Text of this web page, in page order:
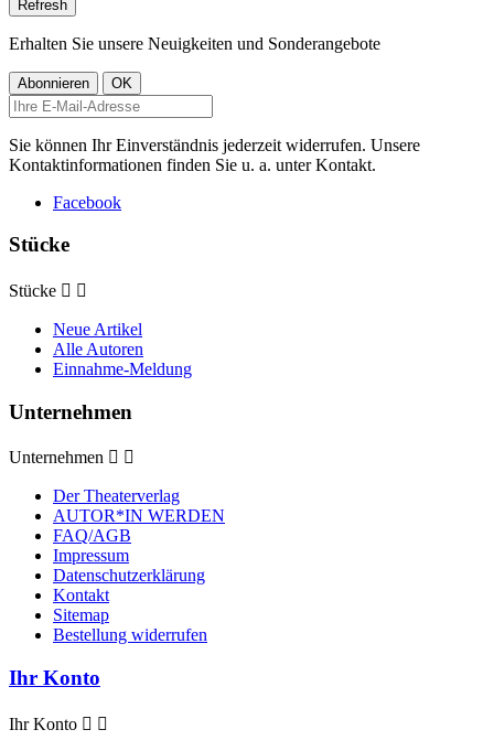
Erhalten Sie unsere Neuigkeiten und Sonderangebote
Sie können Ihr Einverständnis jederzeit widerrufen. Unsere
Kontaktinformationen finden Sie u. a. unter Kontakt.
Facebook
Stücke
Stücke  
Neue Artikel
Alle Autoren
Einnahme-Meldung
Unternehmen
Unternehmen  
Der Theaterverlag
AUTOR*IN WERDEN
FAQ/AGB
Impressum
Datenschutzerklärung
Kontakt
Sitemap
Bestellung widerrufen
Ihr Konto
Ihr Konto  